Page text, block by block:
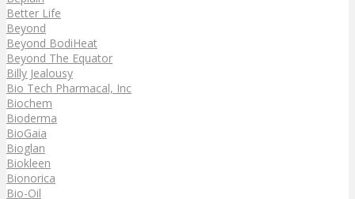
Better Life
Beyond
Beyond BodiHeat
Beyond The Equator
Billy Jealousy
Bio Tech Pharmacal, Inc
Biochem
Bioderma
BioGaia
Bioglan
Biokleen
Bionorica
Bio-Oil